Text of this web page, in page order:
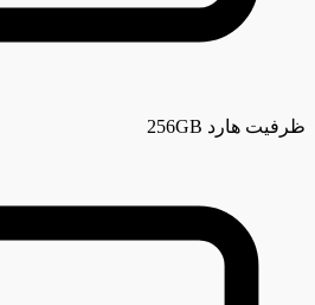
ظرفیت هارد 256GB